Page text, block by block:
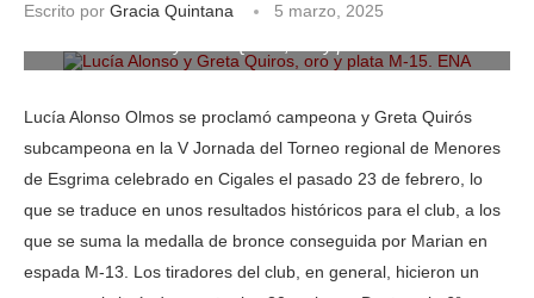
Escrito por Gracia Quintana
5 marzo, 2025
Lucía Alonso Olmos se proclamó campeona y Greta Quirós
subcampeona en la V Jornada del Torneo regional de Menores
de Esgrima celebrado en Cigales el pasado 23 de febrero, lo
que se traduce en unos resultados históricos para el club, a los
que se suma la medalla de bronce conseguida por Marian en
espada M-13. Los tiradores del club, en general, hicieron un